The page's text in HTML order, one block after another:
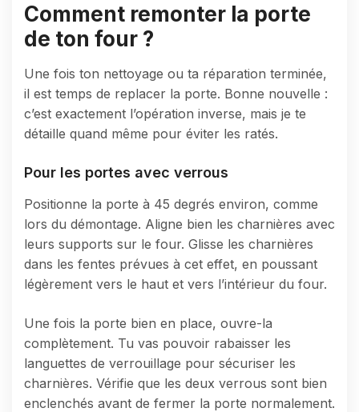
Comment remonter la porte
de ton four ?
Une fois ton nettoyage ou ta réparation terminée,
il est temps de replacer la porte. Bonne nouvelle :
c’est exactement l’opération inverse, mais je te
détaille quand même pour éviter les ratés.
Pour les portes avec verrous
Positionne la porte à 45 degrés environ, comme
lors du démontage. Aligne bien les charnières avec
leurs supports sur le four. Glisse les charnières
dans les fentes prévues à cet effet, en poussant
légèrement vers le haut et vers l’intérieur du four.
Une fois la porte bien en place, ouvre-la
complètement. Tu vas pouvoir rabaisser les
languettes de verrouillage pour sécuriser les
charnières. Vérifie que les deux verrous sont bien
enclenchés avant de fermer la porte normalement.